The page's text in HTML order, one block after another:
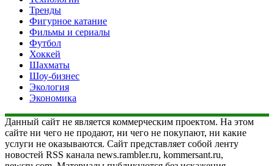
Тренды
Фигурное катание
Фильмы и сериалы
Футбол
Хоккей
Шахматы
Шоу-бизнес
Экология
Экономика
Данный сайт не является коммерческим проектом. На этом
сайте ни чего не продают, ни чего не покупают, ни какие
услуги не оказываются. Сайт представляет собой ленту
новостей RSS канала news.rambler.ru, kommersant.ru,